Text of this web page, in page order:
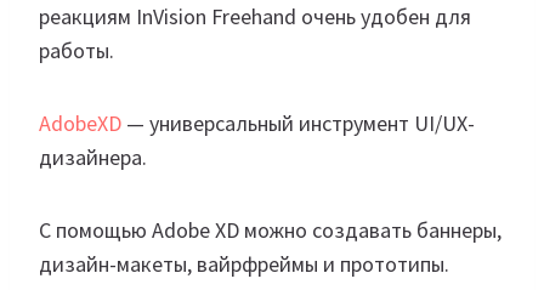
реакциям InVision Freehand очень удобен для
работы.
AdobeXD — универсальный инструмент UI/UX-
дизайнера.
С помощью Adobe XD можно создавать баннеры,
дизайн-макеты, вайрфреймы и прототипы.